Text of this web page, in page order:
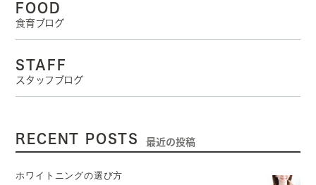
FOOD
食育ブログ
STAFF
スタッフブログ
RECENT POSTS 最近の投稿
ホワイトニングの選び方